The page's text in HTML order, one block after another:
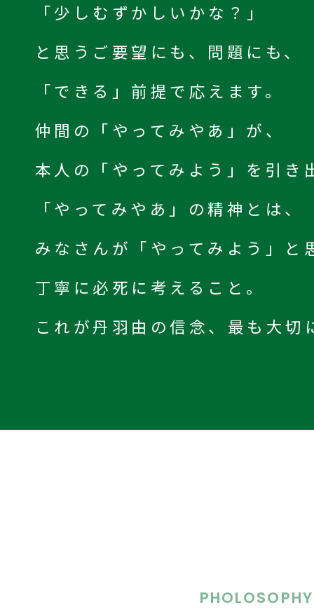
「少しむずかしいかな？」
と思うご要望にも、問題にも、
「できる」前提で応えます。
仲間の「やってみやあ」が、
本人の「やってみよう」を引き
「やってみやあ」の精神とは、
みなさんが「やってみよう」と
丁寧に必死に考えること。
これが丹羽由の信念、最も大切